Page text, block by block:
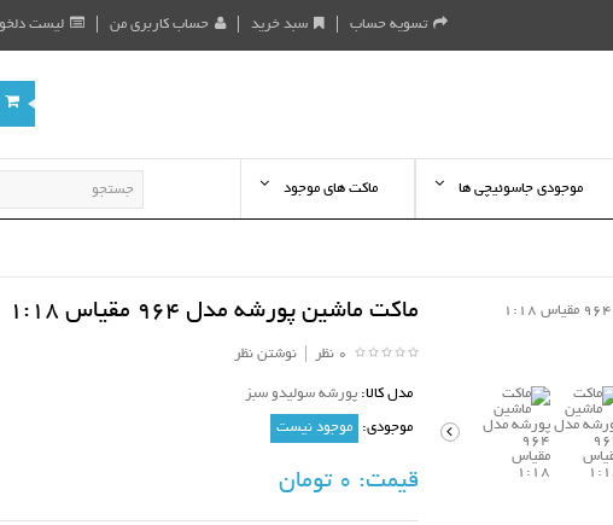
لیست حساب کاربری من سبد خرید تسویه حساب
موجودی جاسوئیچی ها ماکت های موجود
ماکت ماشین پورشه مدل 964 مقیاس 1:18
0 نظر |نوشتن نظر
مدل کالا: پورشه سولیدو سبز
موجودی: موجود نیست
قیمت: